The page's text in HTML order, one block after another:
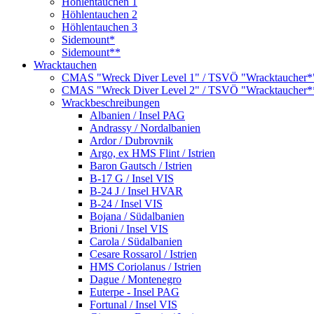
Höhlentauchen 2
Höhlentauchen 3
Sidemount*
Sidemount**
Wracktauchen
CMAS "Wreck Diver Level 1" / TSVÖ
CMAS "Wreck Diver Level 2" / TSVÖ
Wrackbeschreibungen
Albanien / Insel PAG
Andrassy / Nordalbanien
Ardor / Dubrovnik
Argo, ex HMS Flint / Istrien
Baron Gautsch / Istrien
B-17 G / Insel VIS
B-24 J / Insel HVAR
B-24 / Insel VIS
Bojana / Südalbanien
Brioni / Insel VIS
Carola / Südalbanien
Cesare Rossarol / Istrien
HMS Coriolanus / Istrien
Dague / Montenegro
Euterpe - Insel PAG
Fortunal / Insel VIS